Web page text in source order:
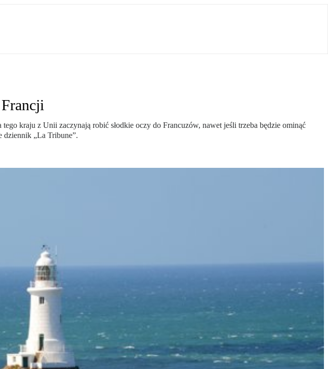
kraju z Unii zaczynają robić słodkie oczy do Francuzów, nawet jeśli trzeba będzie ominąć
dziennik „La Tribune”.